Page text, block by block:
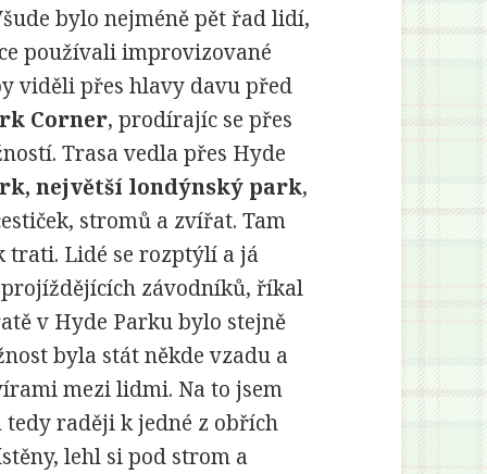
bylo nejméně pět řad lidí,
používali improvizované
viděli přes hlavy davu před
Corner, prodírajíc se přes
Trasa vedla přes Hyde
největší londýnský park,
stromů a zvířat. Tam
trati. Lidé se rozptýlí a já
závodníků, říkal
v Hyde Parku bylo stejně
byla stát někde vzadu a
mezi lidmi. Na to jsem
raději k jedné z obřích
lehl si pod strom a